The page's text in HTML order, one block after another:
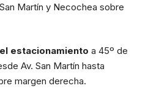
Martín y Necochea sobre
estacionamiento a 45º de
Av. San Martín hasta
margen derecha.